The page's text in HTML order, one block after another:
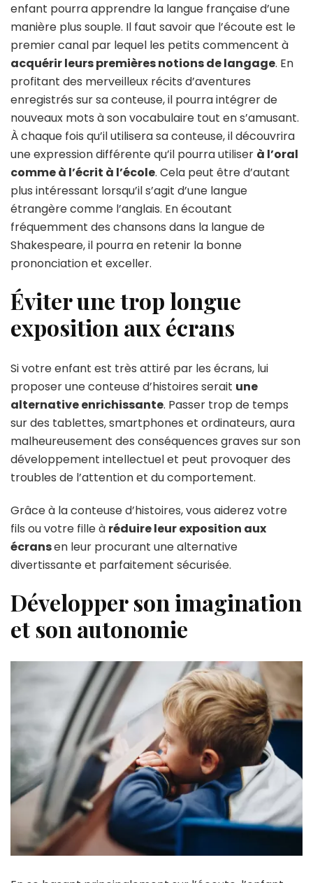
enfant pourra apprendre la langue française d’une
manière plus souple. Il faut savoir que l’écoute est le
premier canal par lequel les petits commencent à
acquérir leurs premières notions de langage. En
profitant des merveilleux récits d’aventures
enregistrés sur sa conteuse, il pourra intégrer de
nouveaux mots à son vocabulaire tout en s’amusant.
À chaque fois qu’il utilisera sa conteuse, il découvrira
une expression différente qu’il pourra utiliser à l’oral
comme à l’écrit à l’école. Cela peut être d’autant
plus intéressant lorsqu’il s’agit d’une langue
étrangère comme l’anglais. En écoutant
fréquemment des chansons dans la langue de
Shakespeare, il pourra en retenir la bonne
prononciation et exceller.
Éviter une trop longue
exposition aux écrans
Si votre enfant est très attiré par les écrans, lui
proposer une conteuse d’histoires serait une
alternative enrichissante. Passer trop de temps
sur des tablettes, smartphones et ordinateurs, aura
malheureusement des conséquences graves sur son
développement intellectuel et peut provoquer des
troubles de l’attention et du comportement.
Grâce à la conteuse d’histoires, vous aiderez votre
fils ou votre fille à réduire leur exposition aux
écransen leur procurant une alternative
divertissante et parfaitement sécurisée.
Développer son imagination
et son autonomie